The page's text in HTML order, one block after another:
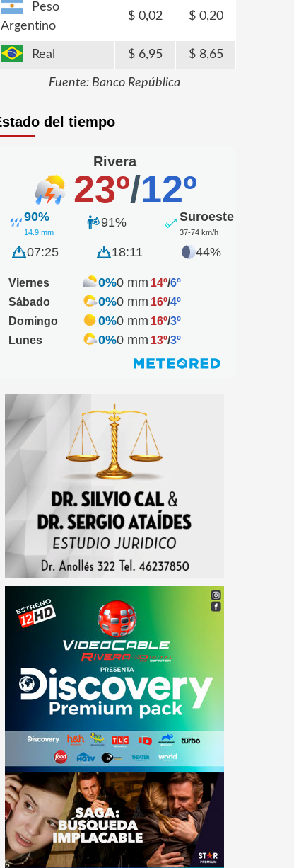
Peso
Argentino
0,02 0,20
Real 6,95 8,65
Fuente: Banco República
del tiempo
Rivera
23º/12º
90%
14.9 mm
91% Suroeste
37-74 km/h
07:25 18:11 44%
Viernes 0%0 mm 14º/6º
Sábado
0%0 mm 16º/4º
Domingo
0%0 mm 16º/3º
Lunes
0%0 mm 13º/3º